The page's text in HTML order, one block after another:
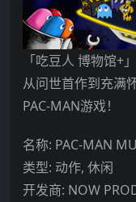
「吃豆人 博物馆+
从问世首作到充满
PAC-MAN游戏！
名称: PAC-MAN
类型: 动作, 休闲
开发商: NOW